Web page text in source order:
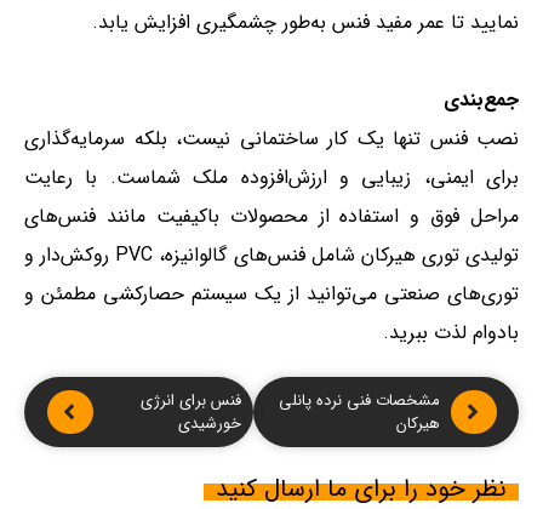
نمایید تا عمر مفید فنس به‌طور چشمگیری افزایش یابد.
جمع‌بندی
نصب فنس تنها یک کار ساختمانی نیست، بلکه سرمایه‌گذاری
برای ایمنی، زیبایی و ارزش‌افزوده ملک شماست. با رعایت
مراحل فوق و استفاده از محصولات باکیفیت مانند فنس‌های
تولیدی توری هیرکان شامل فنس‌های گالوانیزه، PVC روکش‌دار و
توری‌های صنعتی می‌توانید از یک سیستم حصارکشی مطمئن و
بادوام لذت ببرید.
مشخصات فنی نرده پانلی
هیرکان
فنس برای انرژی
خورشیدی
نظر خود را برای ما ارسال کنید